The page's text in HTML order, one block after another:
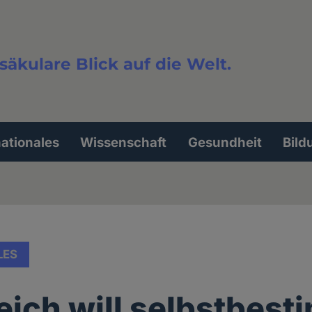
Blick auf die Welt.
Wissenschaft Gesundheit